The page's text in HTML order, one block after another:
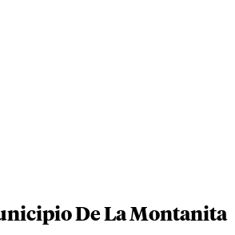
De La Montanita